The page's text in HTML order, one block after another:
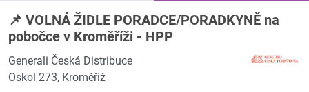
📌 VOLNÁ ŽIDLE PORADCE/PORADKYNĚ na
pobočce v Kroměříži - HPP
Generali Česká Distribuce
Oskol 273, Kroměříž